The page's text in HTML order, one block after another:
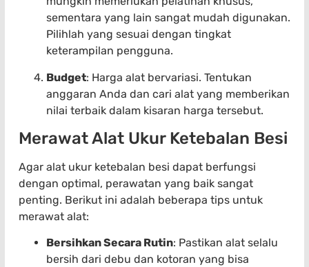
sementara yang lain sangat mudah digunakan.
Pilihlah yang sesuai dengan tingkat
keterampilan pengguna.
Budget: Harga alat bervariasi. Tentukan
anggaran Anda dan cari alat yang memberikan
nilai terbaik dalam kisaran harga tersebut.
Merawat Alat Ukur Ketebalan Besi
Agar alat ukur ketebalan besi dapat berfungsi
dengan optimal, perawatan yang baik sangat
penting. Berikut ini adalah beberapa tips untuk
merawat alat:
Bersihkan Secara Rutin: Pastikan alat selalu
bersih dari debu dan kotoran yang bisa